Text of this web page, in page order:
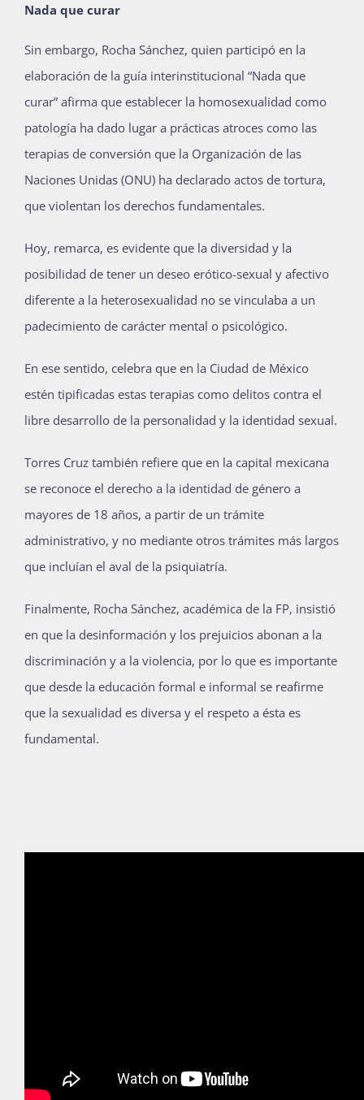
Nada que curar
Sin embargo, Rocha Sánchez, quien participó en la
elaboración de la guía interinstitucional “Nada que
curar” afirma que establecer la homosexualidad como
patología ha dado lugar a prácticas atroces como las
terapias de conversión que la Organización de las
Naciones Unidas (ONU) ha declarado actos de tortura,
que violentan los derechos fundamentales.
Hoy, remarca, es evidente que la diversidad y la
posibilidad de tener un deseo erótico-sexual y afectivo
diferente a la heterosexualidad no se vinculaba a un
padecimiento de carácter mental o psicológico.
En ese sentido, celebra que en la Ciudad de México
estén tipificadas estas terapias como delitos contra el
libre desarrollo de la personalidad y la identidad sexual.
Torres Cruz también refiere que en la capital mexicana
se reconoce el derecho a la identidad de género a
mayores de 18 años, a partir de un trámite
administrativo, y no mediante otros trámites más largos
que incluían el aval de la psiquiatría.
Finalmente, Rocha Sánchez, académica de la FP, insistió
en que la desinformación y los prejuicios abonan a la
discriminación y a la violencia, por lo que es importante
que desde la educación formal e informal se reafirme
que la sexualidad es diversa y el respeto a ésta es
fundamental.